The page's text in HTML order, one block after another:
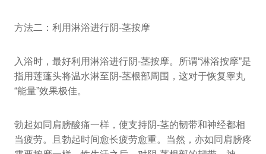
方法二：利用淋浴进行阴-茎按摩
入浴时，最好利用淋浴进行阴-茎按摩。所谓“淋浴按摩”是
指用莲蓬头将温水淋至阴-茎根部周围，这对于恢复睾丸
“能量”效果极佳。
勃起如同肩膀酸痛一样，使支持阴-茎的韧带和神经都相
当疲劳。且勃起时间愈长疲劳愈重。当然，亦如同肩膀疼